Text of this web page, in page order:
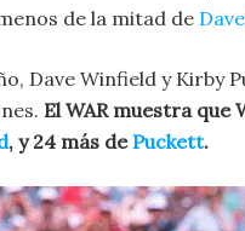
de la mitad de
Dave Winfield y Kirby
El WAR muestra que
, y 24 más de Puckett.